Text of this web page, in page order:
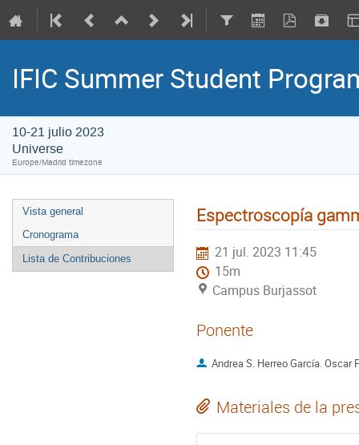
IFIC Summer Student
10-21 julio 2023
Universe
Europe/Madrid timezone
Vista general
Cronograma
Lista de Contribuciones
Espectroscopía
21 jul. 2023 11:45
15m
Campus Burjassot
Ponente
Andrea S. Herreo García. Oscar
Materiales de la